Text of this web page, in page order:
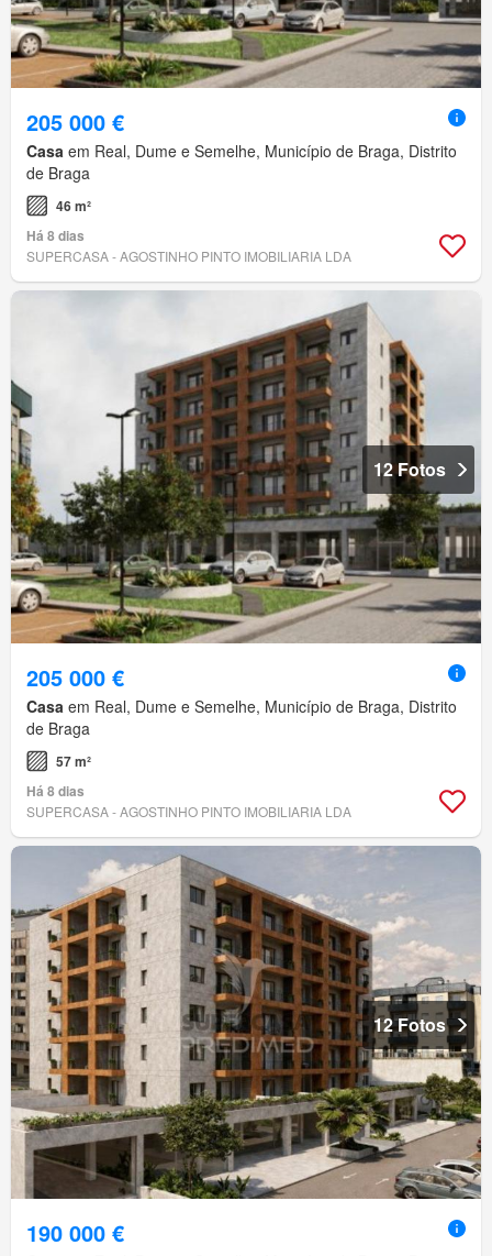
205 000 €
Casa em Real, Dume e Semelhe, Município de Braga, Distrito
de Braga
46 m²
Há 8 dias
SUPERCASA - AGOSTINHO PINTO IMOBILIARIA LDA
12 Fotos
205 000 €
Casa em Real, Dume e Semelhe, Município de Braga, Distrito
de Braga
57 m²
Há 8 dias
SUPERCASA - AGOSTINHO PINTO IMOBILIARIA LDA
12 Fotos
190 000 €